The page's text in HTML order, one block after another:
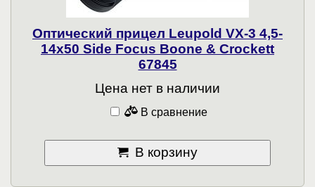
Оптический прицел Leupold VX-3 4,5-
14x50 Side Focus Boone & Crockett
67845
Цена нет в наличии
В сравнение
В корзину